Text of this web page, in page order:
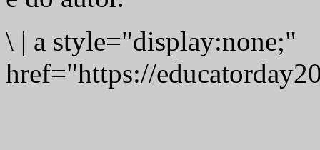
\ | a style="display:none;"
href="https://